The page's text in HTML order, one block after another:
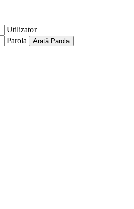
Utilizator
Parola
Arată Parola